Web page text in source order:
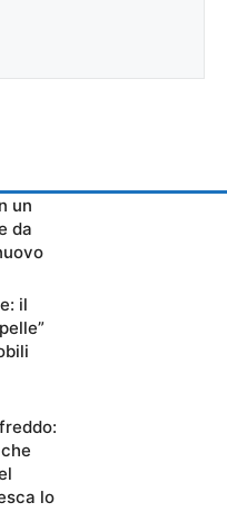
un
da
il
lo